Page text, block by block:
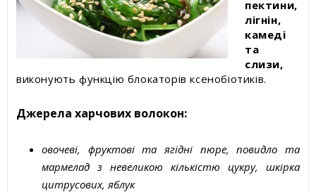
пектини,
лігнін,
камеді
та
слизи,
виконують функцію блокаторів ксенобіотиків.
Джерела харчових волокон:
овочеві, фруктові та ягідні пюре, повидло та
мармелад з невеликою кількістю цукру, шкірка
цитрусових, яблук